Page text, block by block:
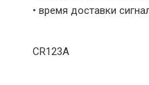
• время доставки
CR123A